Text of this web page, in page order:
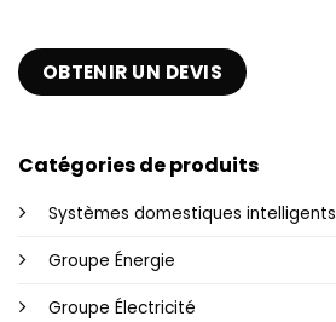
OBTENIR UN DEVIS
Catégories de produits
Systèmes domestiques intelligents
Groupe Énergie
Groupe Électricité